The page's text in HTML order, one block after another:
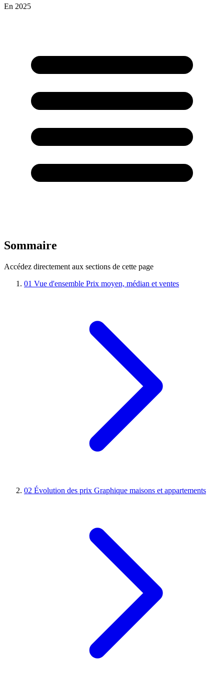
En 2025
Sommaire
Accédez directement aux sections de cette page
01 Vue d'ensemble Prix moyen, médian et ventes
02 Évolution des prix Graphique maisons et appartements